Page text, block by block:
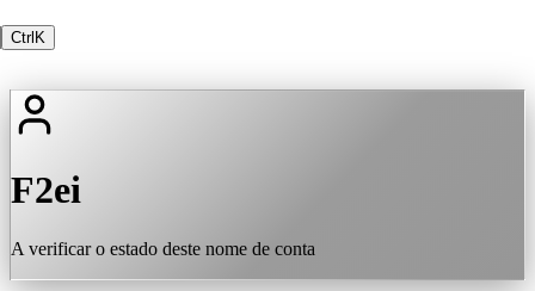
Ctrl K
F2ei
A verificar o estado deste nome de conta